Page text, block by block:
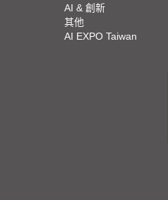
AI & 創新
其他
AI EXPO Taiwan